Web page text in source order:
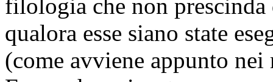
filologia che non
qualora esse siano state
(come avviene appunto